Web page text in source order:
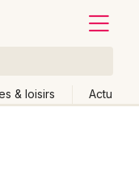
& loisirs Actu